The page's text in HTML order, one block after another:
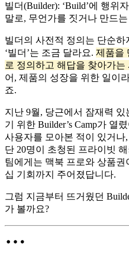
빌더(Builder): ‘Build’에 행위
말로, 무언가를 짓거나 만드
빌더의 사전적 정의는 단순
‘빌더’는 조금 달라요. 제품을
로 정의하고 해답을 찾아가는
어, 제품의 성장을 위한 일이
죠.
지난 9월, 당근에서 잠재력
기 위한 Builder’s Camp가 열
사용자를 모아본 적이 있거나
단 20명이 초청된 프라이빗
팀에게는 맥북 프로와 상품
십 기회까지 주어졌답니다.
그럼 지금부터 뜨거웠던
가 볼까요?